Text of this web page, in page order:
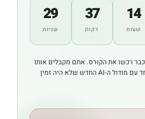
14
שעות
37
דקות
29
שניות
כבר רכשו את הקורס. אתם מקבלים אותו
, יחד עם מודול ה-AI החדש שלא היה זמין